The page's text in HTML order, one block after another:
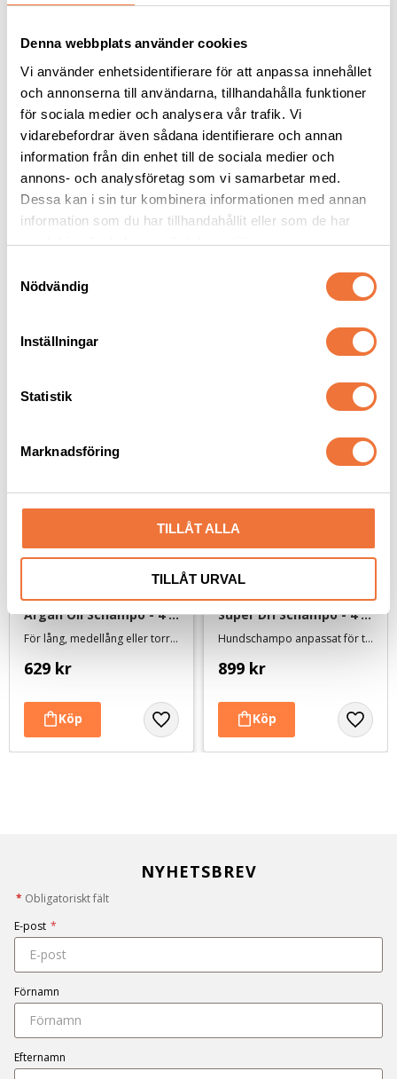
Denna webbplats använder cookies
Vi använder enhetsidentifierare för att anpassa innehållet
och annonserna till användarna, tillhandahålla funktioner
för sociala medier och analysera vår trafik. Vi
vidarebefordrar även sådana identifierare och annan
information från din enhet till de sociala medier och
annons- och analysföretag som vi samarbetar med.
Dessa kan i sin tur kombinera informationen med annan
information som du har tillhandahållit eller som de har
samlat in när du har använt deras tjänster.
Nödvändig
Inställningar
Statistik
Marknadsföring
TILLÅT ALLA
TILLÅT URVAL
Groom Professional
Aloe Wonder Schampo
Milt hundschampo med äkta aloe vera
419kr
Show Tech Ear Buddy
Lila Medium
109kr
Groom Professional
Argan Oil Schampo - 4
liter
För lång, medellång eller torr, tovig eller skadad päls
629 kr
Groom Professional
Super Dri Schampo - 4
Hundschampo anpassat för tjocka pälsar - minskar torktiden
899 kr
NYHETSBREV
* Obligatoriskt fält
E-post *
Förnamn
Efternamn